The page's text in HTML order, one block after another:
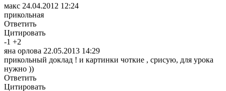
макс 24.04.2012 12:24
прикольная
Ответить
Цитировать
-1 +2
яна орлова 22.05.2013 14:29
прикольный доклад ! и картинки чоткие , срисую, для урока
нужно ))
Ответить
Цитировать